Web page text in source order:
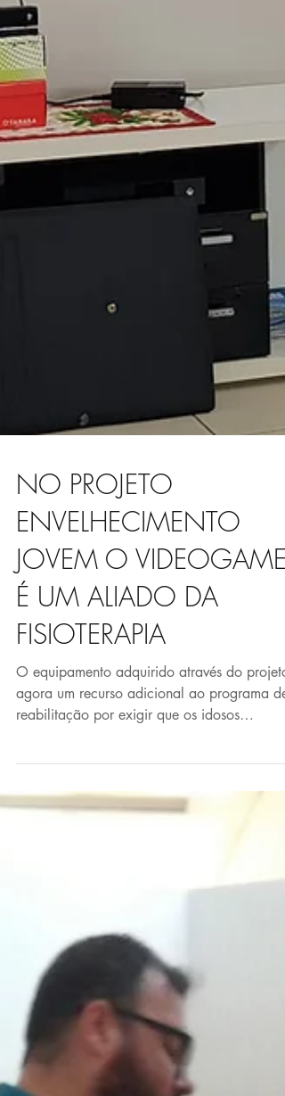
NO PROJETO
ENVELHECIMENTO
JOVEM O VIDEOGAME
É UM ALIADO DA
FISIOTERAPIA
O equipamento adquirido através do projeto
agora um recurso adicional ao programa de